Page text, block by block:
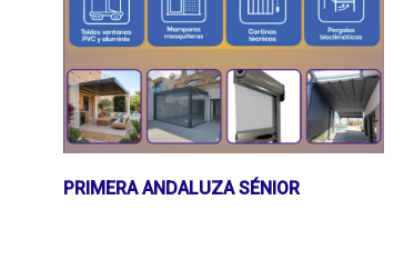
PRIMERA ANDALUZA SÉNIOR